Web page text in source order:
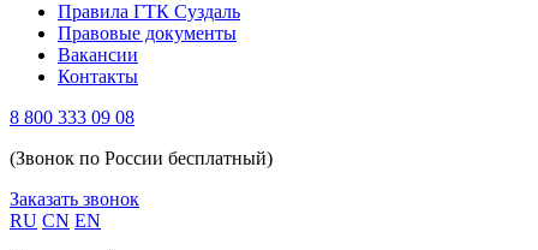
Правила ГТК Суздаль
Правовые документы
Вакансии
Контакты
8 800 333 09 08
(Звонок по России бесплатный)
Заказать звонок
RU CN EN